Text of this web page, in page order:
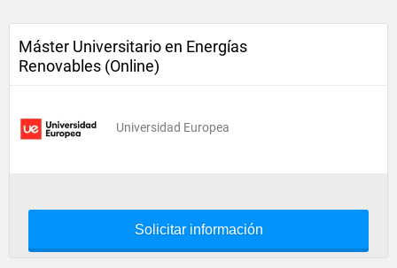
Máster Universitario en Energías
Renovables (Online)
Universidad Europea
Solicitar información